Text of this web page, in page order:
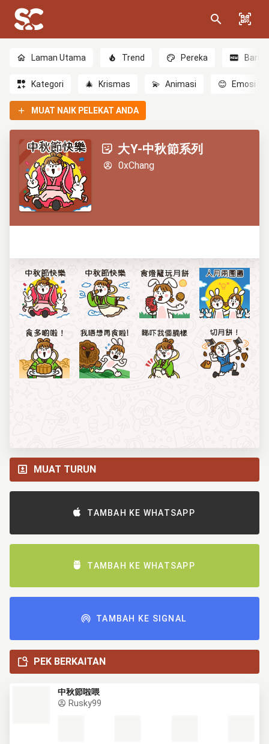
Laman Utama Trend Pereka Baru
Kategori 🎄 Krismas 💫 Animasi 😊 Emosi
MUAT NAIK PELEKAT ANDA
大Y-中秋節系列
0xChang
MUAT TURUN
TAMBAH KE WHATSAPP
TAMBAH KE WHATSAPP
TAMBAH KE SIGNAL
PEK BERKAITAN
中秋節啦喂
Rusky99